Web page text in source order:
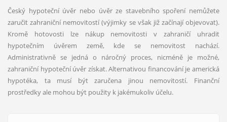
Český hypoteční úvěr nebo úvěr ze stavebního spoření nemůžete
zaručit zahraniční nemovitostí (výjimky se však již začínají objevovat).
Kromě hotovosti lze nákup nemovitosti v zahraničí uhradit
hypotečním úvěrem země, kde se nemovitost nachází.
Administrativně se jedná o náročný proces, nicméně je možné,
zahraniční hypoteční úvěr získat. Alternativou financování je americká
hypotéka, ta musí být zaručena jinou nemovitostí. Finanční
prostředky ale mohou být použity k jakémukoliv účelu.